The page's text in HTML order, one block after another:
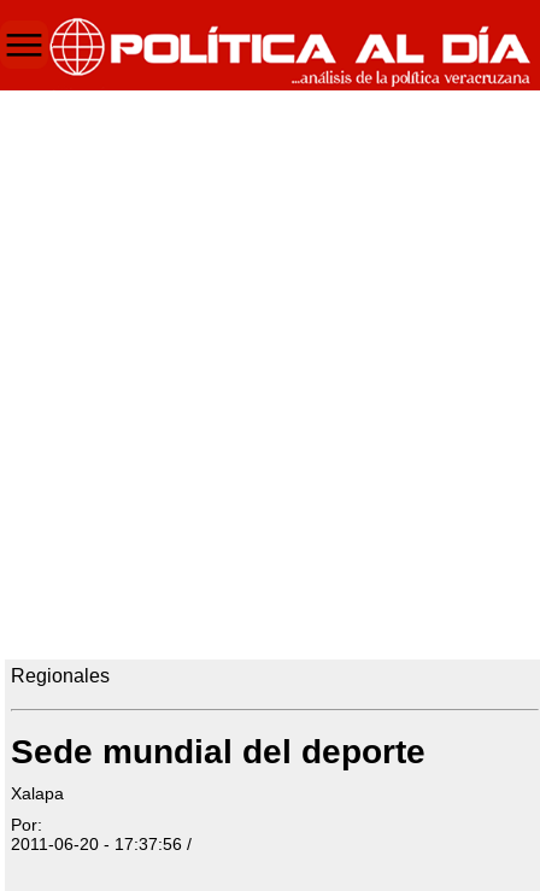
Regionales
Sede mundial del deporte
Xalapa
Por:
2011-06-20 - 17:37:56 /